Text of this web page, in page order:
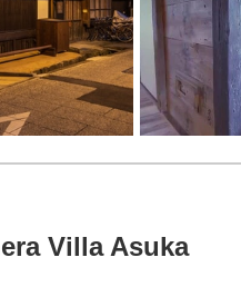
Villa Asuka